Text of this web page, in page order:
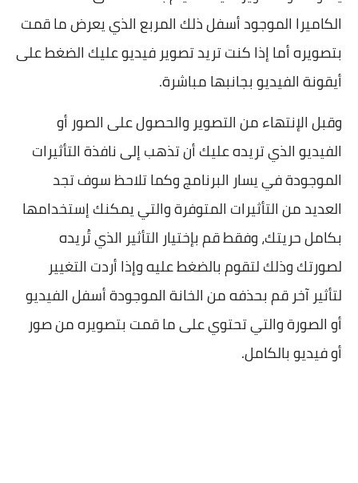
الكاميرا الموجود أسفل ذلك المربع الذي يعرض ما قمت
بتصويره أما إذا كنت تريد تصوير فيديو عليك الضغط على
أيقونة الفيديو بجانبها مباشرة.
وقبل الإنتهاء من التصوير والحصول على الصور أو
الفيديو الذي تريده عليك أن تذهب إلى نافذة التأثيرات
الموجودة في يسار البرنامج وكما تلاحظ سوف تجد
العديد من التأثيرات المتوفرة والتي يمكنك إستخدامها
بكامل حريتك، وفقط قم بإختيار التأثير الذي تُريده
لصورتك وذلك لتقوم بالضغط عليه وإذا أردت التغيير
لتأثير آخر قم بحذفه من الخانة الموجودة أسفل الفيديو
أو الصورة والتي تحتوي على ما قمت بتصويره من صور
أو فيديو بالكامل.